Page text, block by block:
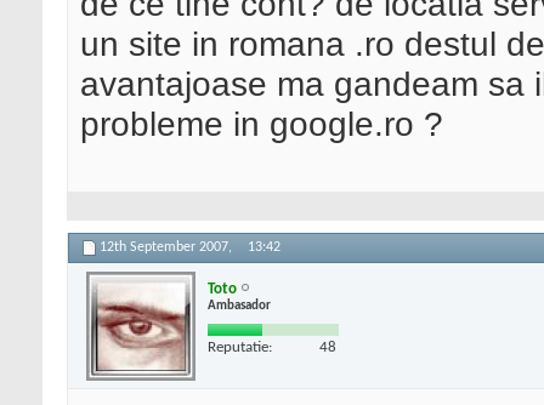
un site in romana .ro destul
avantajoase ma gandeam sa
probleme in google.ro ?
12th September 2007, 13:42
Toto
Ambasador
Reputatie: 48